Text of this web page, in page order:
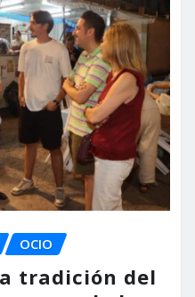
OCIO
tradición del